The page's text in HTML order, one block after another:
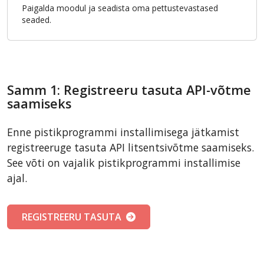
Paigalda moodul ja seadista oma pettustevastased
seaded.
Samm 1: Registreeru tasuta API-võtme
saamiseks
Enne pistikprogrammi installimisega jätkamist
registreeruge tasuta API litsentsivõtme saamiseks.
See võti on vajalik pistikprogrammi installimise
ajal.
REGISTREERU TASUTA